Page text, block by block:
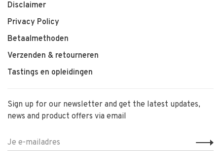
Disclaimer
Privacy Policy
Betaalmethoden
Verzenden & retourneren
Tastings en opleidingen
Sign up for our newsletter and get the latest updates,
news and product offers via email